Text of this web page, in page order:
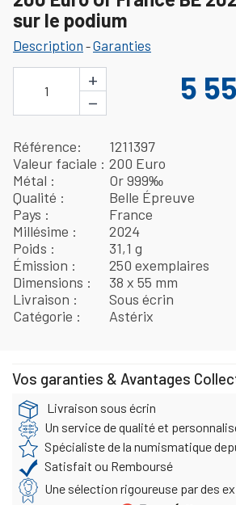
sur le podium
Description -Garanties
1
+
−
5
Référence
1211397
Valeur faciale
200 Euro
Métal
Or 999‰
Qualité
Belle Épreuve
Pays
France
Millésime
2024
Poids
31,1 g
Émission
250 exemplaires
Dimensions
38 x 55 mm
Livraison
Sous écrin
Catégorie
Astérix
Vos garanties & Avantages
Livraison sous écrin
Un service de qualité et
Spécialiste de la numismatique
Satisfait ou Remboursé
Une sélection rigoureuse par des